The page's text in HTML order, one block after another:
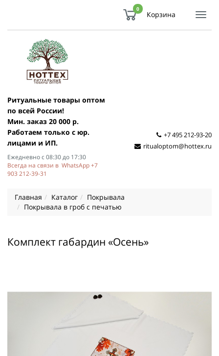
0
Корзина
Ритуальные товары оптом
по всей России!
Мин. заказ 20 000 р.
Работаем только с юр.
лицами и ИП.
Ежедневно с 08:30 до 17:30
Всегда на связи в WhatsApp +7
903 212-39-31
+7 495 212-93-20
ritualoptom@hottex.ru
Главная Каталог
Покрывала
Покрывала в гроб с печатью
Комплект габардин «Осень»